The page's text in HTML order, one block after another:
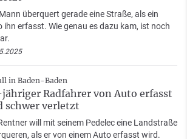
überquert gerade eine Straße, als ein
ihn erfasst. Wie genau es dazu kam, ist noch
in Baden-Baden
Radfahrer von Auto erfasst
schwer verletzt
will mit seinem Pedelec eine Landstraße
als er von einem Auto erfasst wird.